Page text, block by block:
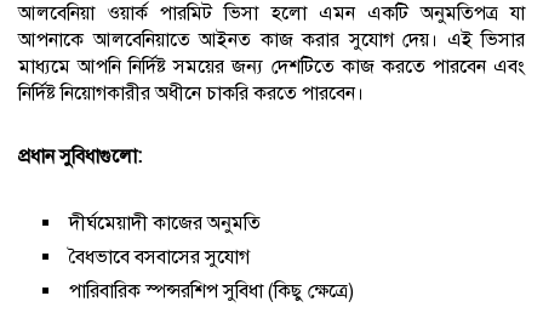
আলবেনিয়া ওয়ার্ক পারমিট ভিসা হলো এমন একটি অনুমতিপত্র যা
আপনাকে আলবেনিয়াতে আইনত কাজ করার সুযোগ দেয়। এই ভিসার
মাধ্যমে আপনি নির্দিষ্ট সময়ের জন্য দেশটিতে কাজ করতে পারবেন এবং
নির্দিষ্ট নিয়োগকারীর অধীনে চাকরি করতে পারবেন।
প্রধান সুবিধাগুলো:
দীর্ঘমেয়াদী কাজের অনুমতি
বৈধভাবে বসবাসের সুযোগ
পারিবারিক স্পন্সরশিপ সুবিধা (কিছু ক্ষেত্রে)